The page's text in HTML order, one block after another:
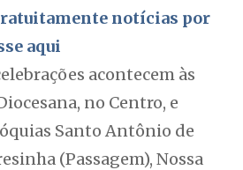
notícias por
aqui
acontecem às
no Centro, e
Santo Antônio de
(Passagem), Nossa